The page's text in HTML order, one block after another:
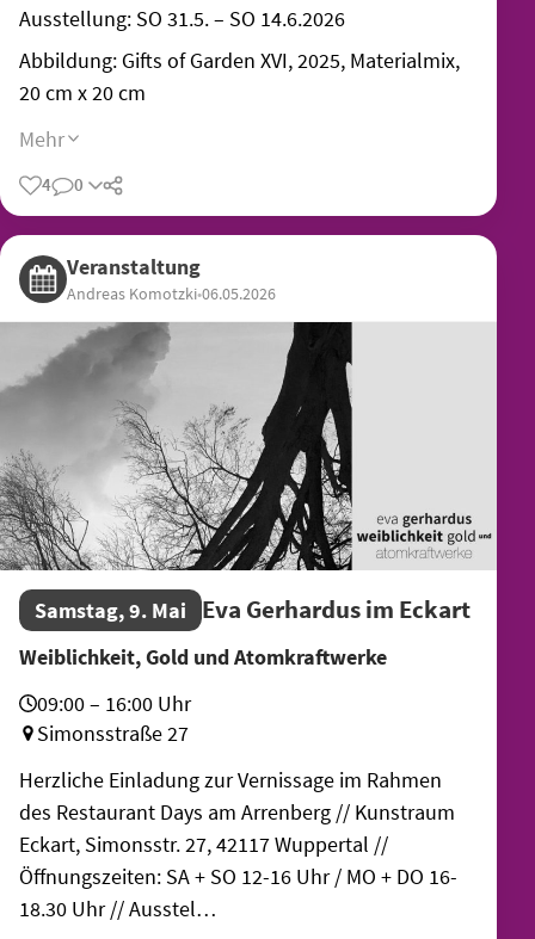
Ausstellung: SO 31.5. – SO 14.6.2026
Abbildung: Gifts of Garden XVI, 2025, Materialmix,
20 cm x 20 cm
Mehr
4 0 Teilen
Veranstaltung
Andreas Komotzki•06.05.2026
Samstag, 9. Mai Eva Gerhardus im Eckart
Weiblichkeit, Gold und Atomkraftwerke
09:00 – 16:00 Uhr
Simonsstraße 27
Herzliche Einladung zur Vernissage im Rahmen
des Restaurant Days am Arrenberg // Kunstraum
Eckart, Simonsstr. 27, 42117 Wuppertal //
Öffnungszeiten: SA + SO 12-16 Uhr / MO + DO 16-
18.30 Uhr // Ausstel…